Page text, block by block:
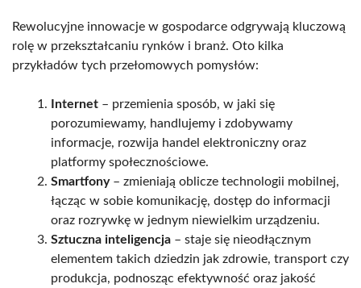
Rewolucyjne innowacje w gospodarce odgrywają kluczową
rolę w przekształcaniu rynków i branż. Oto kilka
przykładów tych przełomowych pomysłów:
Internet – przemienia sposób, w jaki się
porozumiewamy, handlujemy i zdobywamy
informacje, rozwija handel elektroniczny oraz
platformy społecznościowe.
Smartfony– zmieniają oblicze technologii mobilnej,
łącząc w sobie komunikację, dostęp do informacji
oraz rozrywkę w jednym niewielkim urządzeniu.
Sztuczna inteligencja – staje się nieodłącznym
elementem takich dziedzin jak zdrowie, transport czy
produkcja, podnosząc efektywność oraz jakość